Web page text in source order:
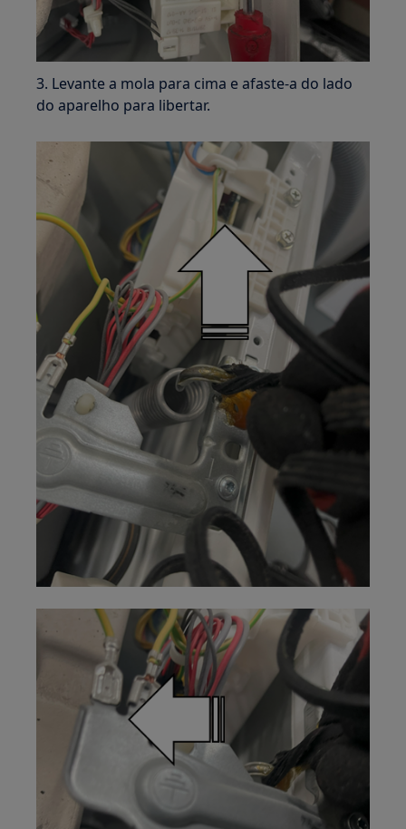
3. Levante a mola para cima e afaste-a do lado
do aparelho para libertar.